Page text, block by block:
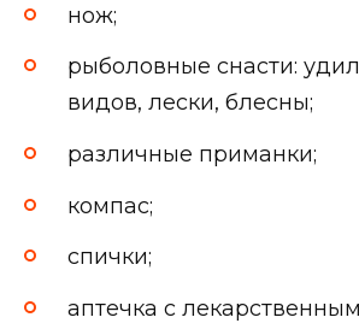
нож;
рыболовные снасти:
видов, лески, блесны;
различные приманки;
компас;
спички;
аптечка с